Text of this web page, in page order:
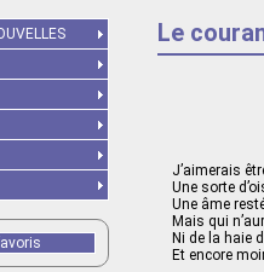
Le
J’aimerais
Une sorte
Une âme
Mais qui
Ni de la haie
Et encore